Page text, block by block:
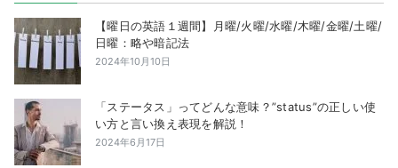
【曜日の英語１週間】月曜/火曜/水曜/木曜/金曜/土曜/
日曜：略や暗記法
2024年10月10日
「ステータス」ってどんな意味？”status”の正しい使
い方と言い換え表現を解説！
2024年6月17日